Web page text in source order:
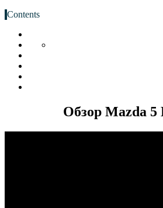
Contents
Обзор Mazda 5